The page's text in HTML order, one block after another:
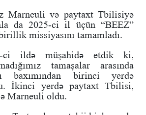
Marneuli və paytaxt Tbilisiyə
da 2025-ci il üçün “BEEZ”
missiyasını tamamladı.
ci ildə müşahidə etdik ki,
tamaşalar arasında
baxımından birinci yerdə
İkinci yerdə paytaxt Tbilisi,
Marneuli oldu.